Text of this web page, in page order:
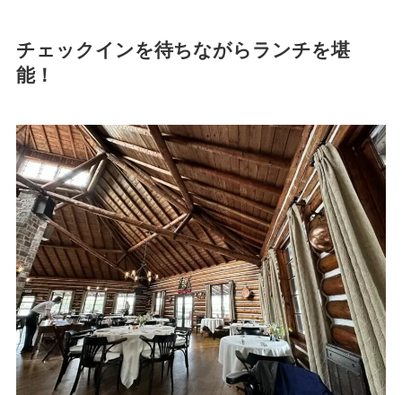
チェックインを待ちながらランチを堪
能！